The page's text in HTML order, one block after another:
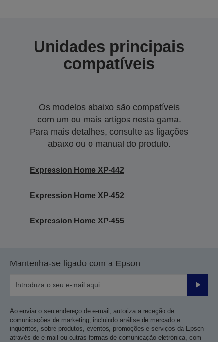
Unidades principais
compatíveis
Os modelos abaixo são compatíveis
com um ou mais artigos nesta gama.
Para mais detalhes, consulte as ligações
abaixo ou o manual do produto.
Expression Home XP-442
Expression Home XP-452
Expression Home XP-455
Mantenha-se ligado com a Epson
Enviar
Ao enviar o seu endereço de e-mail, autoriza a receção de
comunicações de marketing, incluindo análise de mercado e
inquéritos, sobre produtos, eventos, promoções e serviços da Epson
através de e-mail ou outras formas de comunicação eletrónica, com